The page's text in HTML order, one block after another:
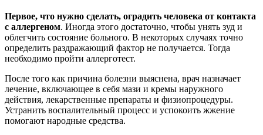
Первое, что нужно сделать, оградить человека от контакта
с аллергеном. Иногда этого достаточно, чтобы унять зуд и
облегчить состояние больного. В некоторых случаях точно
определить раздражающий фактор не получается. Тогда
необходимо пройти аллерготест.
После того как причина болезни выяснена, врач назначает
лечение, включающее в себя мази и кремы наружного
действия, лекарственные препараты и физиопроцедуры.
Устранить воспалительный процесс и успокоить жжение
помогают народные средства.